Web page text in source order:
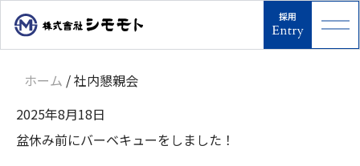
ホーム /社内懇親会
2025年8月18日
盆休み前にバーベキューをしました！